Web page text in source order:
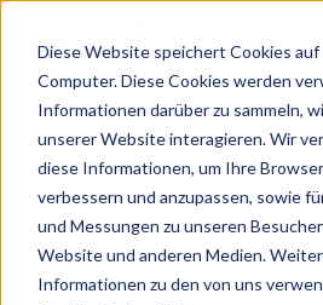
Diese Website speichert Cookies auf
Computer. Diese Cookies werden
Informationen darüber zu sammeln,
unserer Website interagieren. Wir
diese Informationen, um Ihre
verbessern und anzupassen, sowie
und Messungen zu unseren
Website und anderen Medien.
Informationen zu den von uns
Suche
Es gibt keine Vorschläge, da
So erstelle
CO2-Bilanz